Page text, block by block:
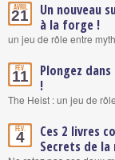
Avril
21
Un nouveau
à la forge !
un jeu de rôle entre
Fév.
11
Plongez
!
The Heist : un jeu de
Fév.
4
Ces 2 livres
Secrets de la